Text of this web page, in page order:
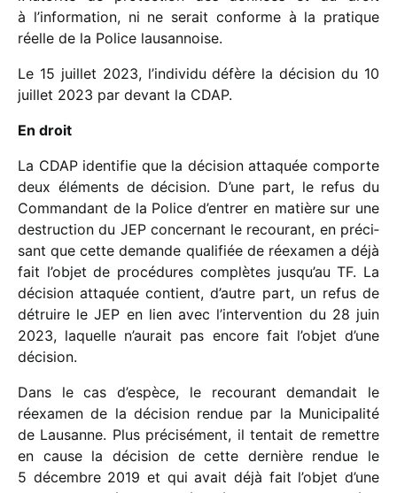
à l’information, ni ne serait conforme à la pratique
réelle de la Police lausannoise.
Le 15 juillet 2023, l’individu défère la déci­sion du 10
juillet 2023 par devant la CDAP.
En droit
La CDAP iden­ti­fie que la déci­sion atta­quée comporte
deux éléments de déci­sion. D’une part, le refus du
Commandant de la Police d’en­trer en matière sur une
destruc­tion du JEP concer­nant le recou­rant, en préci­
sant que cette demande quali­fiée de réexa­men a déjà
fait l’objet de procé­dures complètes jusqu’au TF. La
déci­sion atta­quée contient, d’autre part, un refus de
détruire le JEP en lien avec l’in­ter­ven­tion du 28 juin
2023, laquelle n’au­rait pas encore fait l’ob­jet d’une
décision.
Dans le cas d’espèce, le recou­rant deman­dait le
réexa­men de la déci­sion rendue par la Municipalité
de Lausanne. Plus préci­sé­ment, il tentait de remettre
en cause la déci­sion de cette dernière rendue le
5 décembre 2019 et qui avait déjà fait l’ob­jet d’une